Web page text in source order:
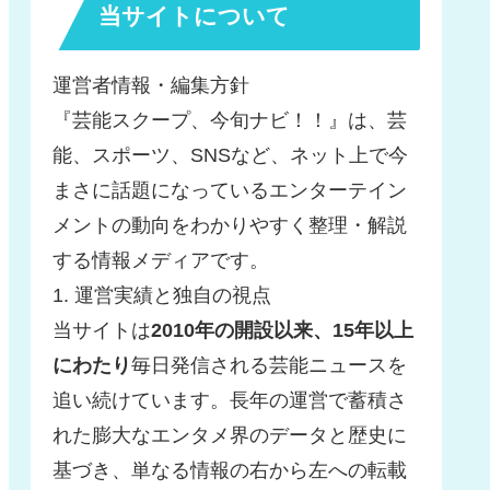
当サイトについて
運営者情報・編集方針
『芸能スクープ、今旬ナビ！！』は、芸
能、スポーツ、SNSなど、ネット上で今
まさに話題になっているエンターテイン
メントの動向をわかりやすく整理・解説
する情報メディアです。
1. 運営実績と独自の視点
当サイトは2010年の開設以来、15年以上
にわたり毎日発信される芸能ニュースを
追い続けています。長年の運営で蓄積さ
れた膨大なエンタメ界のデータと歴史に
基づき、単なる情報の右から左への転載